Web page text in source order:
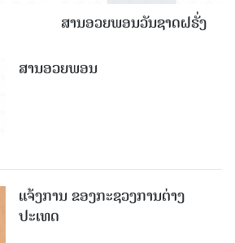
ສານອວຍພອນວັນຊາດຝຣັ່ງ
ສານອວຍພອນ
ແຈ້ງການ ຂອງກະຊວງການຕ່າງ
ປະເທດ